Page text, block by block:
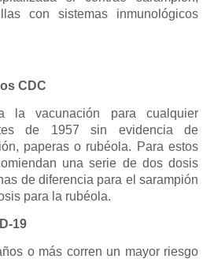
con sistemas inmunológicos
CDC
la vacunación para cualquier
de 1957 sin evidencia de
paperas o rubéola. Para estos
una serie de dos dosis
de diferencia para el sarampión
para la rubéola.
19
o más corren un mayor riesgo